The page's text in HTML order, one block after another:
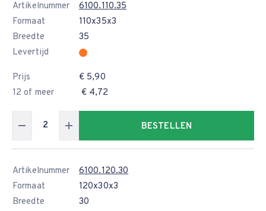
Artikelnummer
6100.110.35
Formaat
110x35x3
Breedte
35
Levertijd
Prijs
€ 5,90
12 of meer
€ 4,72
BESTELLEN
Artikelnummer
6100.120.30
Formaat
120x30x3
Breedte
30